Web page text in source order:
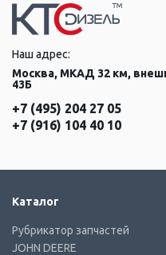
Наш адрес:
Москва, МКАД 32 км,
43Б
+7 (495) 204 27 05
+7 (916) 104 40 10
Каталог
Рубрикатор запчастей
JOHN DEERE